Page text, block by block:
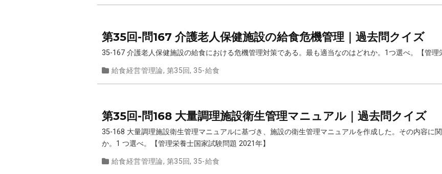
第35回-問167 介護老人保健施設の給食危機管理｜過去問クイズ
35-167 介護老人保健施設の給食における危機管理対策である。最も適当なのはどれか。1つ選べ。【管理
給食経営管理論, 第35回, 35-給食
第35回-問168 大量調理施設衛生管理マニュアル｜過去問クイズ
35-168 大量調理施設衛生管理マニュアルに基づき、施設の衛生管理マニュアルを作成した。その内容に
か。1 つ選べ。【管理栄養士国家試験問題 2021年】
給食経営管理論, 第35回, 35-給食